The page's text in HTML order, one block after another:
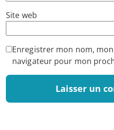
Site web
Enregistrer mon nom,
navigateur pour mon